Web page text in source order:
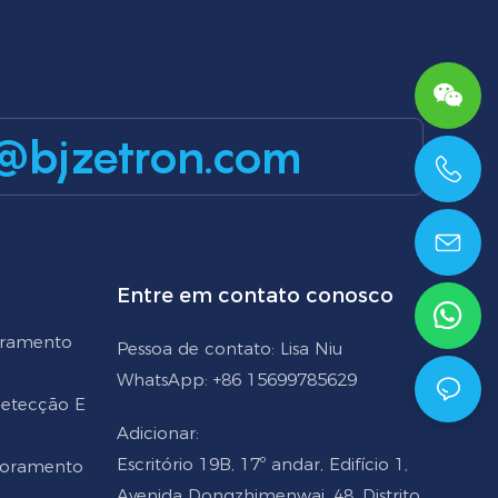
E
Entre em contato conosco
Pessoa de contato: Lisa Niu
WhatsApp: +86 15699785629
Adicionar:
Escritório 19B, 17º andar, Edifício 1,